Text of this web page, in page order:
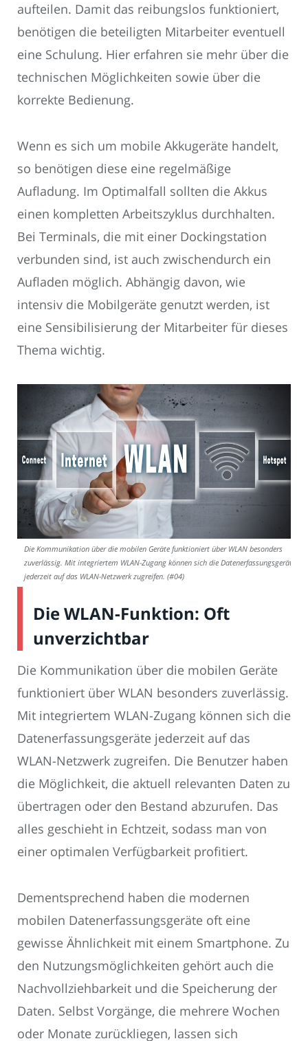
aufteilen. Damit das reibungslos funktioniert,
benötigen die beteiligten Mitarbeiter eventuell
eine Schulung. Hier erfahren sie mehr über die
technischen Möglichkeiten sowie über die
korrekte Bedienung.
Wenn es sich um mobile Akkugeräte handelt,
so benötigen diese eine regelmäßige
Aufladung. Im Optimalfall sollten die Akkus
einen kompletten Arbeitszyklus durchhalten.
Bei Terminals, die mit einer Dockingstation
verbunden sind, ist auch zwischendurch ein
Aufladen möglich. Abhängig davon, wie
intensiv die Mobilgeräte genutzt werden, ist
eine Sensibilisierung der Mitarbeiter für dieses
Thema wichtig.
Die Kommunikation über die mobilen Geräte funktioniert über WLAN besonders
zuverlässig. Mit integriertem WLAN-Zugang können sich die Datenerfassungsgeräte
jederzeit auf das WLAN-Netzwerk zugreifen. (#04)
Die WLAN-Funktion: Oft
unverzichtbar
Die Kommunikation über die mobilen Geräte
funktioniert über WLAN besonders zuverlässig.
Mit integriertem WLAN-Zugang können sich die
Datenerfassungsgeräte jederzeit auf das
WLAN-Netzwerk zugreifen. Die Benutzer haben
die Möglichkeit, die aktuell relevanten Daten zu
übertragen oder den Bestand abzurufen. Das
alles geschieht in Echtzeit, sodass man von
einer optimalen Verfügbarkeit profitiert.
Dementsprechend haben die modernen
mobilen Datenerfassungsgeräte oft eine
gewisse Ähnlichkeit mit einem Smartphone. Zu
den Nutzungsmöglichkeiten gehört auch die
Nachvollziehbarkeit und die Speicherung der
Daten. Selbst Vorgänge, die mehrere Wochen
oder Monate zurückliegen, lassen sich